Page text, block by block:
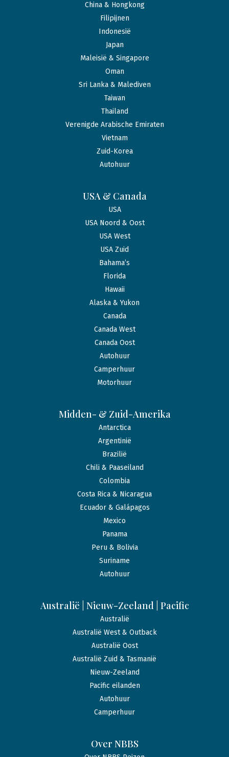
China & Hongkong
Filipijnen
Indonesië
Japan
Maleisië & Singapore
Oman
Sri Lanka & Malediven
Taiwan
Thailand
Verenigde Arabische Emiraten
Vietnam
Zuid-Korea
Autohuur
USA & Canada
USA
USA Noord & Oost
USA West
USA Zuid
Bahama’s
Florida
Hawaii
Alaska & Yukon
Canada
Canada West
Canada Oost
Autohuur
Camperhuur
Motorhuur
Midden- & Zuid-Amerika
Antarctica
Argentinië
Brazilië
Chili & Paaseiland
Colombia
Costa Rica & Nicaragua
Ecuador & Galápagos
Mexico
Panama
Peru & Bolivia
Suriname
Autohuur
Australië | Nieuw-Zeeland | Pacific
Australië
Australië West & Outback
Australië Oost
Australië Zuid & Tasmanië
Nieuw-Zeeland
Pacific eilanden
Autohuur
Camperhuur
Over NBBS